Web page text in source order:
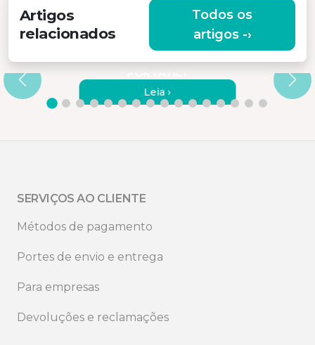
Artigos
relacionados
Todos os
artigos -›
COMO LIGAR OS MONITORES
MISURA A UM COMPUTADOR
PORTÁTIL?
Leia ›
SERVIÇOS AO CLIENTE
Métodos de pagamento
Portes de envio e entrega
Para empresas
Devoluções e reclamações